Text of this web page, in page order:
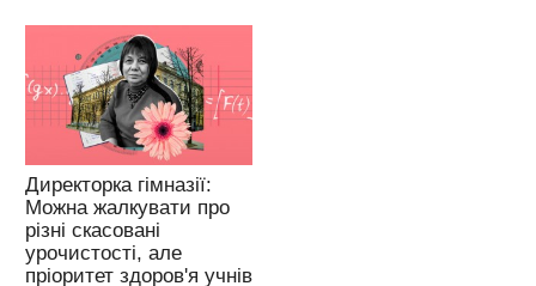
Директорка гімназії:
Можна жалкувати про
різні скасовані
урочистості, але
пріоритет здоров'я учнів